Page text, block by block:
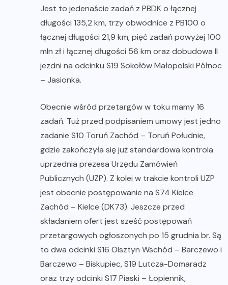
Jest to jedenaście zadań z PBDK o łącznej
długości 135,2 km, trzy obwodnice z PB100 o
łącznej długości 21,9 km, pięć zadań powyżej 100
mln zł i łącznej długości 56 km oraz dobudowa II
jezdni na odcinku S19 Sokołów Małopolski Północ
– Jasionka.
Obecnie wśród przetargów w toku mamy 16
zadań. Tuż przed podpisaniem umowy jest jedno
zadanie S10 Toruń Zachód – Toruń Południe,
gdzie zakończyła się już standardowa kontrola
uprzednia prezesa Urzędu Zamówień
Publicznych (UZP). Z kolei w trakcie kontroli UZP
jest obecnie postępowanie na S74 Kielce
Zachód – Kielce (DK73). Jeszcze przed
składaniem ofert jest sześć postępowań
przetargowych ogłoszonych po 15 grudnia br. Są
to dwa odcinki S16 Olsztyn Wschód – Barczewo i
Barczewo – Biskupiec, S19 Lutcza-Domaradz
oraz trzy odcinki S17 Piaski – Łopiennik,